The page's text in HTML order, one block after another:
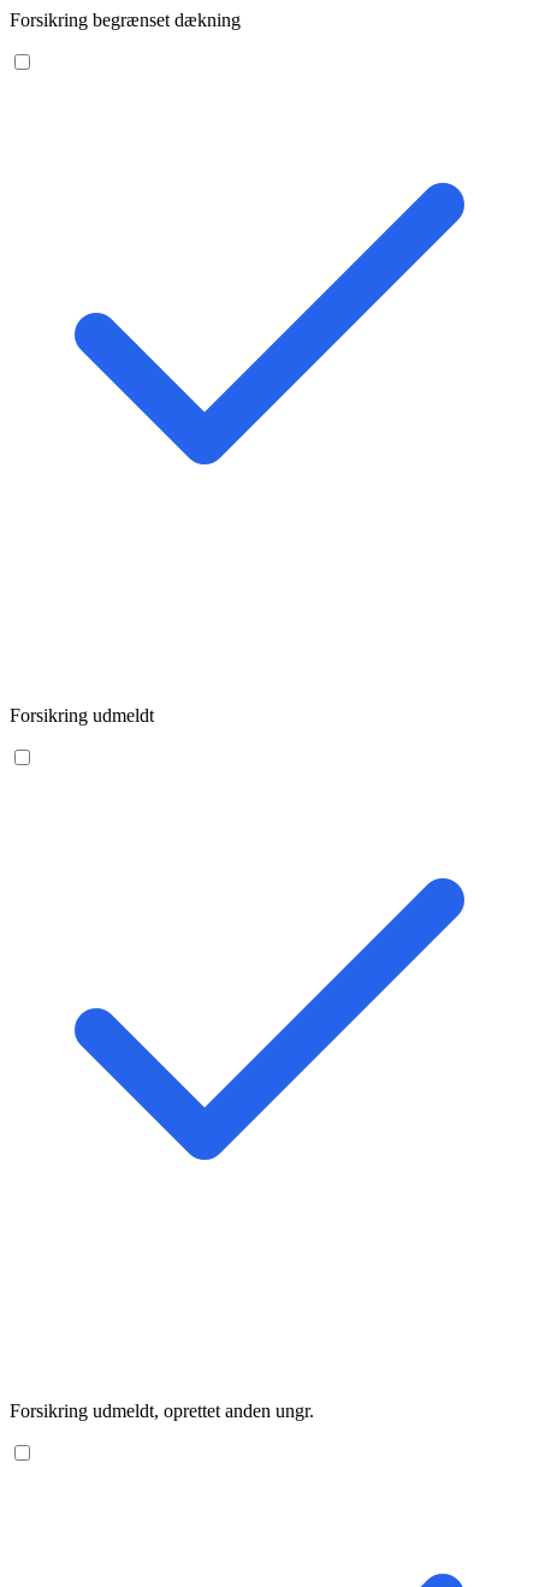
Forsikring begrænset dækning
Forsikring udmeldt
Forsikring udmeldt, oprettet anden ungr.